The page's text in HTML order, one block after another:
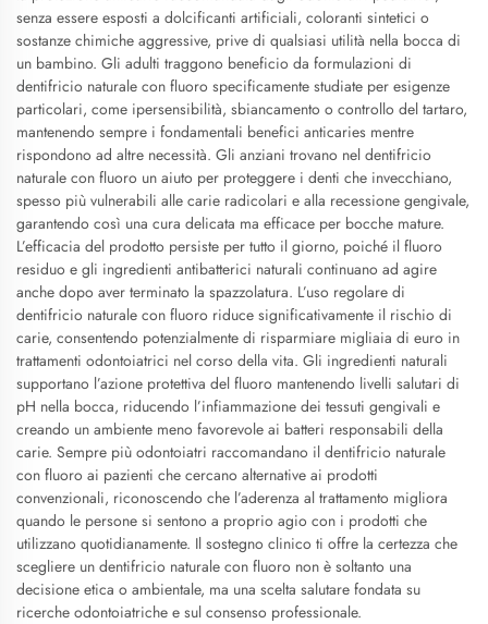
senza essere esposti a dolcificanti artificiali, coloranti sintetici o
sostanze chimiche aggressive, prive di qualsiasi utilità nella bocca di
un bambino. Gli adulti traggono beneficio da formulazioni di
dentifricio naturale con fluoro specificamente studiate per esigenze
particolari, come ipersensibilità, sbiancamento o controllo del tartaro,
mantenendo sempre i fondamentali benefici anticaries mentre
rispondono ad altre necessità. Gli anziani trovano nel dentifricio
naturale con fluoro un aiuto per proteggere i denti che invecchiano,
spesso più vulnerabili alle carie radicolari e alla recessione gengivale,
garantendo così una cura delicata ma efficace per bocche mature.
L’efficacia del prodotto persiste per tutto il giorno, poiché il fluoro
residuo e gli ingredienti antibatterici naturali continuano ad agire
anche dopo aver terminato la spazzolatura. L’uso regolare di
dentifricio naturale con fluoro riduce significativamente il rischio di
carie, consentendo potenzialmente di risparmiare migliaia di euro in
trattamenti odontoiatrici nel corso della vita. Gli ingredienti naturali
supportano l’azione protettiva del fluoro mantenendo livelli salutari di
pH nella bocca, riducendo l’infiammazione dei tessuti gengivali e
creando un ambiente meno favorevole ai batteri responsabili della
carie. Sempre più odontoiatri raccomandano il dentifricio naturale
con fluoro ai pazienti che cercano alternative ai prodotti
convenzionali, riconoscendo che l’aderenza al trattamento migliora
quando le persone si sentono a proprio agio con i prodotti che
utilizzano quotidianamente. Il sostegno clinico ti offre la certezza che
scegliere un dentifricio naturale con fluoro non è soltanto una
decisione etica o ambientale, ma una scelta salutare fondata su
ricerche odontoiatriche e sul consenso professionale.